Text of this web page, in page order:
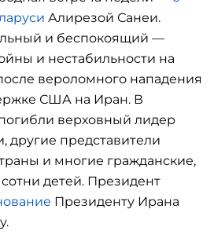
Алирезой Санеи.
и беспокоящий —
и нестабильности на
вероломного нападения
США на Иран. В
верховный лидер
другие представители
и многие гражданские,
детей. Президент
Президенту Ирана